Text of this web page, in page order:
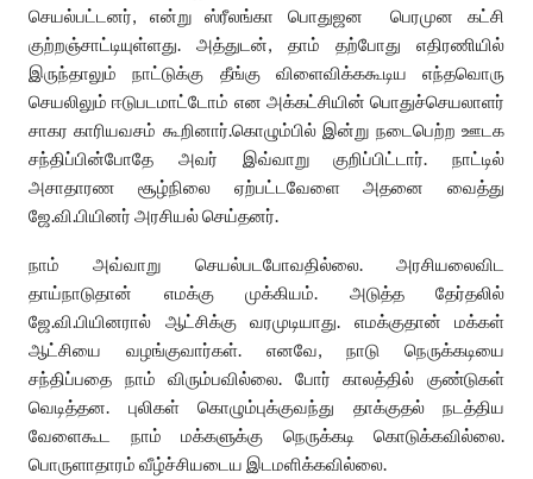
செயல்பட்டனர், என்று ஸ்ரீலங்கா பொதுஜன பெரமுன கட்சி
குற்றஞ்சாட்டியுள்ளது. அத்துடன், தாம் தற்போது எதிரணியில்
இருந்தாலும் நாட்டுக்கு தீங்கு விளைவிக்ககூடிய எந்தவொரு
செயலிலும் ஈடுபடமாட்டோம் என அக்கட்சியின் பொதுச்செயலாளர்
சாகர காரியவசம் கூறினார்.கொழும்பில் இன்று நடைபெற்ற ஊடக
சந்திப்பின்போதே அவர் இவ்வாறு குறிப்பிட்டார். நாட்டில்
அசாதாரண சூழ்நிலை ஏற்பட்டவேளை அதனை வைத்து
ஜே.வி.பியினர் அரசியல் செய்தனர்.
நாம் அவ்வாறு செயல்படபோவதில்லை. அரசியலைவிட
தாய்நாடுதான் எமக்கு முக்கியம். அடுத்த தேர்தலில்
ஜே.வி.பியினரால் ஆட்சிக்கு வரமுடியாது. எமக்குதான் மக்கள்
ஆட்சியை வழங்குவார்கள். எனவே, நாடு நெருக்கடியை
சந்திப்பதை நாம் விரும்பவில்லை. போர் காலத்தில் குண்டுகள்
வெடித்தன. புலிகள் கொழும்புக்குவந்து தாக்குதல் நடத்திய
வேளைகூட நாம் மக்களுக்கு நெருக்கடி கொடுக்கவில்லை.
பொருளாதாரம் வீழ்ச்சியடைய இடமளிக்கவில்லை.